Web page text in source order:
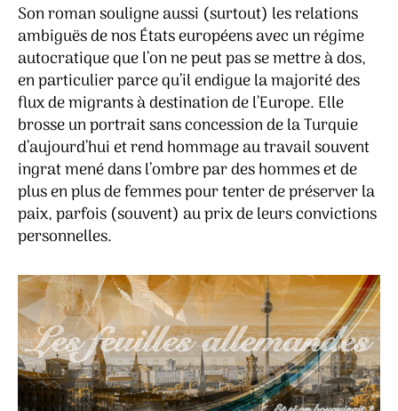
Son roman souligne aussi (surtout) les relations
ambiguës de nos États européens avec un régime
autocratique que l’on ne peut pas se mettre à dos,
en particulier parce qu’il endigue la majorité des
flux de migrants à destination de l’Europe. Elle
brosse un portrait sans concession de la Turquie
d’aujourd’hui et rend hommage au travail souvent
ingrat mené dans l’ombre par des hommes et de
plus en plus de femmes pour tenter de préserver la
paix, parfois (souvent) au prix de leurs convictions
personnelles.